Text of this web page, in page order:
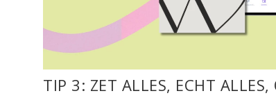
TIP 3: ZET ALLES, ECHT ALLES,